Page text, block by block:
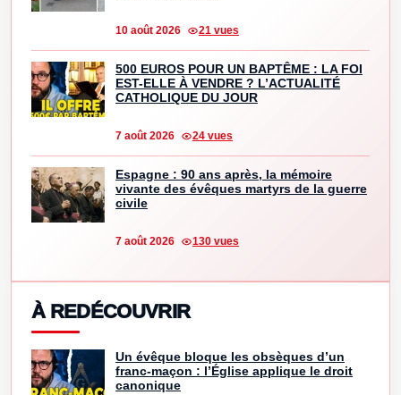
10 août 2026 21 vues
500 EUROS POUR UN BAPTÊME : LA FOI
EST-ELLE À VENDRE ? L’ACTUALITÉ
CATHOLIQUE DU JOUR
7 août 2026 24 vues
Espagne : 90 ans après, la mémoire
vivante des évêques martyrs de la guerre
civile
7 août 2026 130 vues
À REDÉCOUVRIR
Un évêque bloque les obsèques d’un
franc-maçon : l’Église applique le droit
canonique